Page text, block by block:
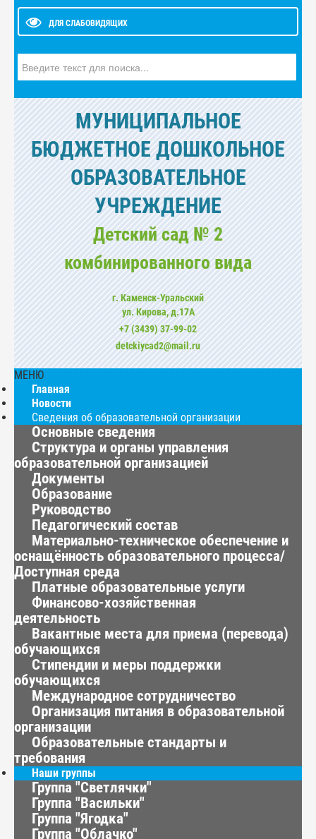
ДЛЯ СЛАБОВИДЯЩИХ
МУНИЦИПАЛЬНОЕ
БЮДЖЕТНОЕ ДОШКОЛЬНОЕ
ОБРАЗОВАТЕЛЬНОЕ
УЧРЕЖДЕНИЕ
Детский сад № 2
комбинированного вида
г. Каменск-Уральский
ул. Кирова, д.17А
+7 (3439) 37-99-02
detckiycad2@mail.ru
МЕНЮ
Главная
Новости
Сведения об образовательной организации
Основные сведения
Структура и органы управления
образовательной организацией
Документы
Образование
Руководство
Педагогический состав
Материально-техническое обеспечение и
оснащённость образовательного процесса/
Доступная среда
Платные образовательные услуги
Финансово-хозяйственная
деятельность
Вакантные места для приема (перевода)
обучающихся
Стипендии и меры поддержки
обучающихся
Международное сотрудничество
Организация питания в образовательной
организации
Образовательные стандарты и
требования
Наши группы
Группа "Светлячки"
Группа "Васильки"
Группа "Ягодка"
Группа "Облачко"